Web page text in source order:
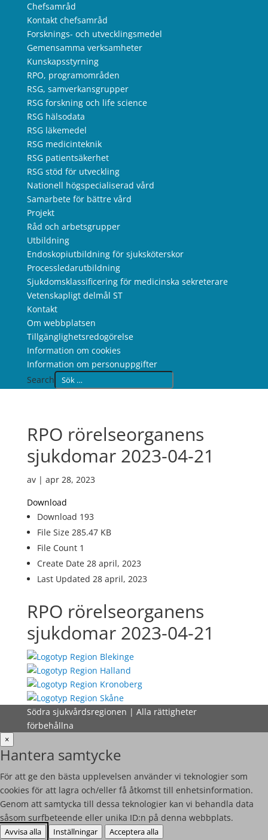
Chefsamråd
Kontakt chefsamråd
Forsknings- och utvecklingsmedel
Gemensamma verksamheter
Kunskapsstyrning
RPO, programområden
RSG, samverkansgrupper
RSG forskning och life science
RSG hälsodata
RSG läkemedel
RSG medicinteknik
RSG patientsäkerhet
RSG stöd för utveckling
Nationell högspecialiserad vård
Samarbete för bättre vård
Projekt
Råd och arbetsgrupper
Utbildning
Endoskopiutbildning för sjuksköterskor
Processledarutbildning
Sjukdomsklassificering för medicinska sekreterare
Vetenskapligt delmål ST
Kontakt
Om webbplatsen
Tillgänglighetsredogörelse
Information om cookies
Information om personuppgifter
Search
RPO rörelseorganens
sjukdomar 2023-04-21
av | apr 28, 2023
Download
Download 193
File Size 285.47 KB
File Count 1
Create Date 28 april, 2023
Last Updated 28 april, 2023
RPO rörelseorganens
sjukdomar 2023-04-21
Södra sjukvårdsregionen | Alla rättigheter
förbehållna
×
Hantera samtycke
För att ge den bästa upplevelsen använder vi teknologier som
cookies för att lagra och/eller få åtkomst till enhetsinformation.
Genom att samtycka till dessa teknologier kan vi behandla data
såsom surfbeteende eller unika ID:n på denna webbplats.
Avvisa alla Inställningar
Acceptera alla